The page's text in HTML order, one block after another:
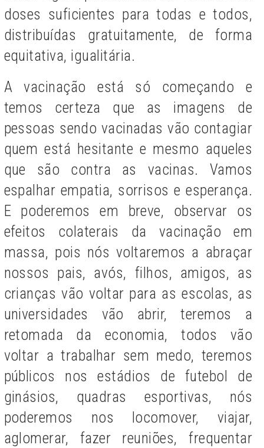
doses suficientes para todas e todos,
distribuídas gratuitamente, de forma
equitativa, igualitária.
A vacinação está só começando e
temos certeza que as imagens de
pessoas sendo vacinadas vão contagiar
quem está hesitante e mesmo aqueles
que são contra as vacinas. Vamos
espalhar empatia, sorrisos e esperança.
E poderemos em breve, observar os
efeitos colaterais da vacinação em
massa, pois nós voltaremos a abraçar
nossos pais, avós, filhos, amigos, as
crianças vão voltar para as escolas, as
universidades vão abrir, teremos a
retomada da economia, todos vão
voltar a trabalhar sem medo, teremos
públicos nos estádios de futebol de
ginásios, quadras esportivas, nós
poderemos nos locomover, viajar,
aglomerar, fazer reuniões, frequentar